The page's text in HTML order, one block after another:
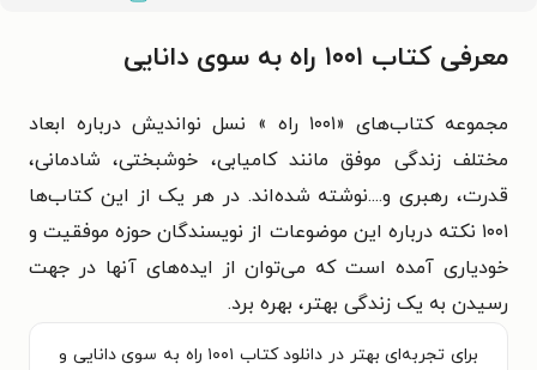
معرفی کتاب ۱۰۰۱ راه به سوی دانایی
مجموعه کتاب‌های «۱۰۰۱ راه » نسل نواندیش درباره ابعاد
مختلف زندگی موفق مانند کامیابی، خوشبختی، شادمانی،
قدرت، رهبری و....‌نوشته شده‌اند. در هر یک از این کتاب‌ها
۱۰۰۱ نکته درباره این موضوعات از نویسندگان حوزه موفقیت و
خودیاری آمده است که می‌توان از ایده‌های آنها در جهت
رسیدن به یک زندگی بهتر، بهره برد.
برای تجربه‌ای بهتر در دانلود کتاب ۱۰۰۱ راه به سوی دانایی و